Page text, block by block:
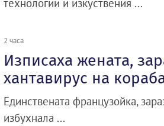
технологии и изкуствения ...
2 часа
Изписаха жената,
хантавирус на
Единствената французойка,
избухнала ...